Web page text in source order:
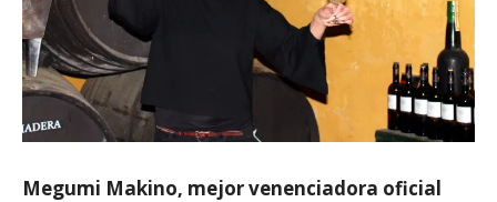
Megumi Makino, mejor venenciadora oficial